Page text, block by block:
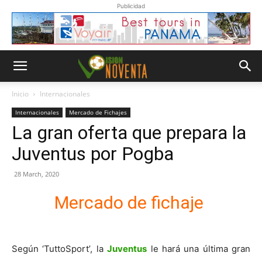
Publicidad
Inicio Internacionales
Internacionales Mercado de Fichajes
La gran oferta que prepara la
Juventus por Pogba
28 March, 2020
Mercado de fichaje
Según ‘TuttoSport’, laJuventus le hará una última gran